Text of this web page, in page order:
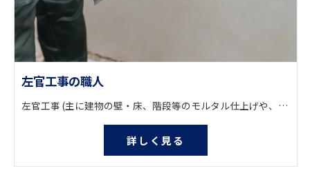
左官工事の職人
左官工事 (主に建物の壁・床、階段等のモルタル仕上げや、コンクリートの躯体面の補修工事を施工いたします。) 他に土間コンクリート仕上げも行っております。
詳しく見る